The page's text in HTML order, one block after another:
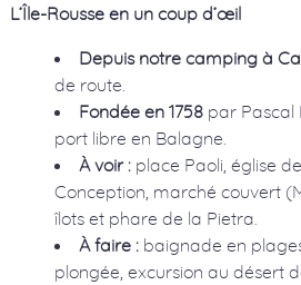
L’Île-Rousse en un coup d’œil
Depuis notre camping à
de route.
Fondée en 1758par Pascal
port libre en Balagne.
À voir :place Paoli, église
Conception, marché couvert
îlots et phare de la Pietra.
À faire :baignade en
plongée, excursion au désert